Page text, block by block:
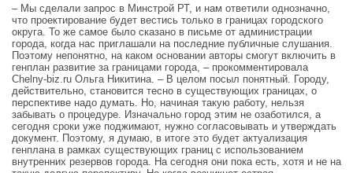
– Мы сделали запрос в Минстрой РТ, и нам ответили однозначно,
что проектирование будет вестись только в границах городского
округа. То же самое было сказано в письме от администрации
города, когда нас приглашали на последние публичные слушания.
Поэтому непонятно, на каком основании авторы смогут включить в
генплан развитие за границами города, – прокомментировала
Chelny-biz.ru Ольга Никитина. – В целом посыл понятный. Городу,
действительно, становится тесно в существующих границах, о
перспективе надо думать. Но, начиная такую работу, нельзя
забывать о процедуре. Изначально город этим не озаботился, а
сегодня сроки уже поджимают, нужно согласовывать и утверждать
документ. Поэтому, я думаю, в итоге это будет актуализация
генплана в рамках существующих границ с использованием
внутренних резервов города. На сегодня они пока есть, хотя и не на